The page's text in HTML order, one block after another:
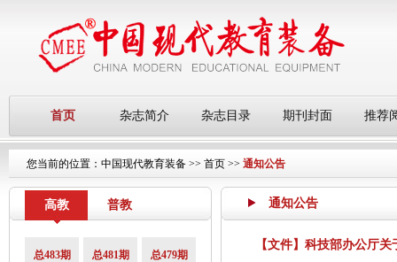
首页 杂志简介 杂志目录 期刊封面 推荐
您当前的位置： 中国现代教育装备 >> 首页 >> 通知公告
高教 普教
总483期 总481期 总479期
通知公告
【文件】科技部办公厅